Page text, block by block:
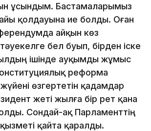
ұсындым. Бастамаларымыз
қолдауына ие болды. Оған
айқын көз
тәуекелге бел буып, бірден іске
ішінде ауқымды жұмыс
реформа
өзгертетін қадамдар
жеті жылға бір рет қана
Сондай-ақ Парламенттің
қайта қаралды.